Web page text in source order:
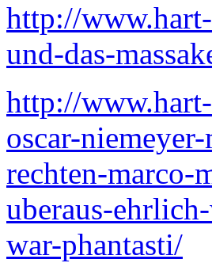
http://
und-das-
http://
oscar-
rechten-marco-
uberaus-
war-phantasti/